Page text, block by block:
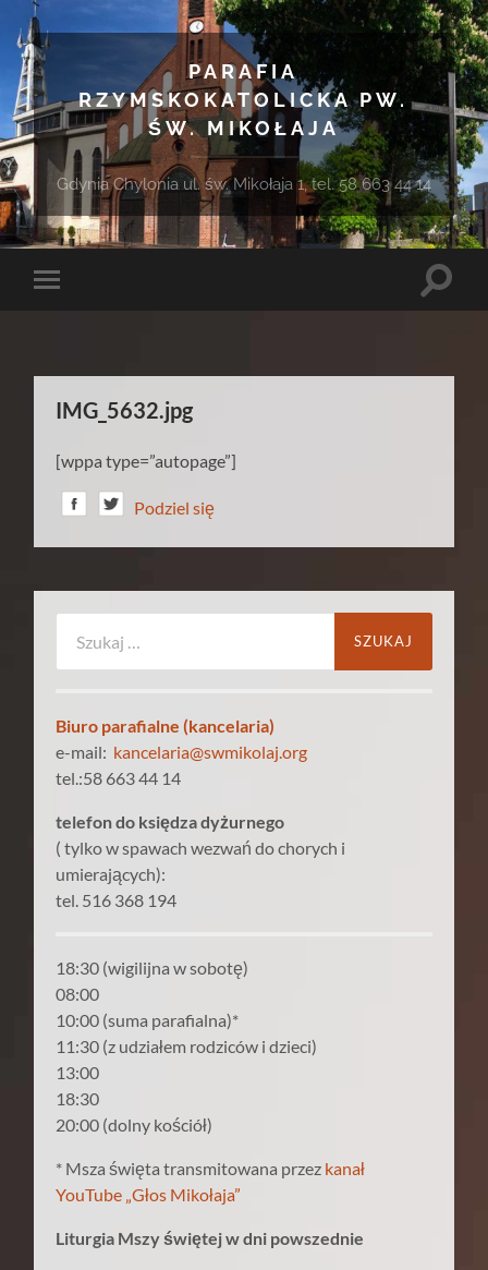
PARAFIA
RZYMSKOKATOLICKA PW.
ŚW. MIKOŁAJA
Gdynia Chylonia ul. św. Mikołaja 1, tel. 58 663 44 14
Toggle
Toggle
IMG_5632.jpg
[wppa type=”autopage”]
Podziel się
Biuro parafialne (kancelaria)
e-mail: kancelaria@swmikolaj.org
tel.:58 663 44 14
telefon do księdza dyżurnego
( tylko w spawach wezwań do chorych i
umierających):
tel. 516 368 194
18:30 (wigilijna w sobotę)
08:00
10:00 (suma parafialna)*
11:30 (z udziałem rodziców i dzieci)
13:00
18:30
20:00 (dolny kościół)
* Msza święta transmitowana przez kanał
YouTube „Głos Mikołaja”
Liturgia Mszy świętej w dni powszednie